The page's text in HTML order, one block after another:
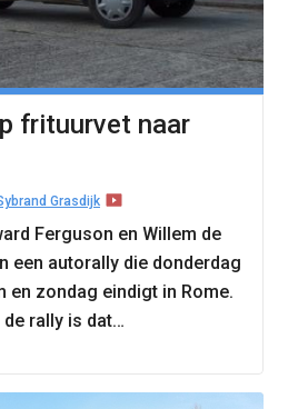
frituurvet naar
Grasdijk
Ferguson en Willem de
een autorally die donderdag
en zondag eindigt in Rome.
rally is dat…